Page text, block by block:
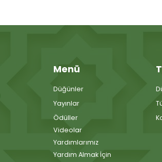
Menü
Düğünler
Yayınlar
Ödüller
Videolar
Yardımlarımız
Yardım Almak İçin